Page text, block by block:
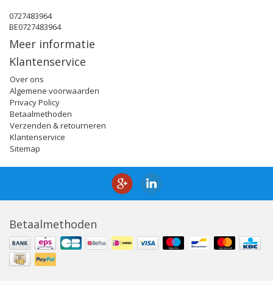
0727483964
BE0727483964
Meer informatie
Klantenservice
Over ons
Algemene voorwaarden
Privacy Policy
Betaalmethoden
Verzenden & retourneren
Klantenservice
Sitemap
Betaalmethoden